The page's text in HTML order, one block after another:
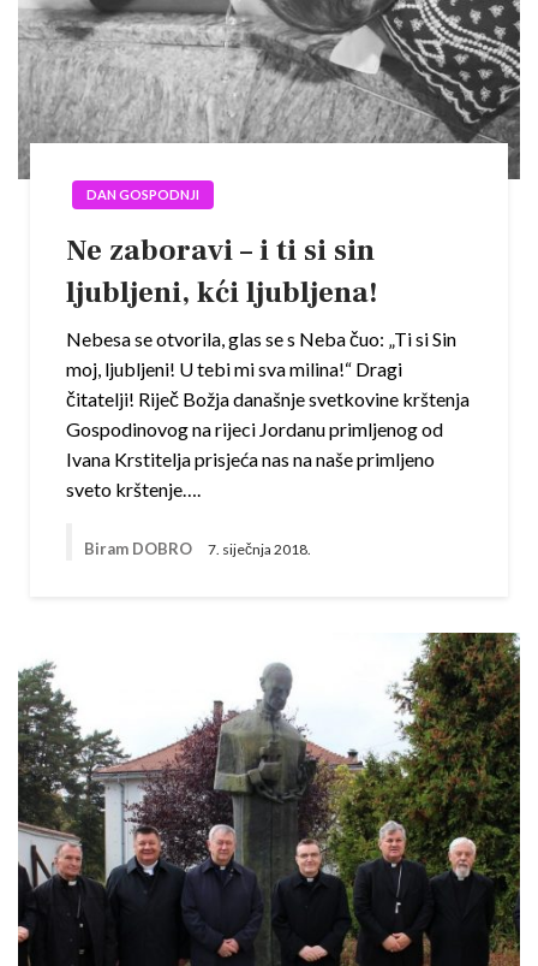
DAN GOSPODNJI
Ne zaboravi – i ti si sin
ljubljeni, kći ljubljena!
Nebesa se otvorila, glas se s Neba čuo: „Ti si Sin
moj, ljubljeni! U tebi mi sva milina!“ Dragi
čitatelji! Riječ Božja današnje svetkovine krštenja
Gospodinovog na rijeci Jordanu primljenog od
Ivana Krstitelja prisjeća nas na naše primljeno
sveto krštenje….
Biram DOBRO 7. siječnja 2018.